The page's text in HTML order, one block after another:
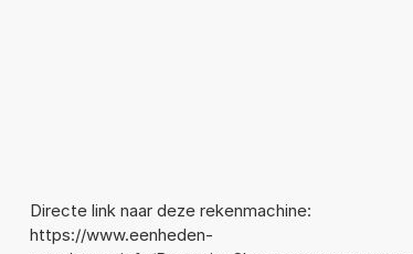
Directe link naar deze rekenmachine:
https://www.eenheden-